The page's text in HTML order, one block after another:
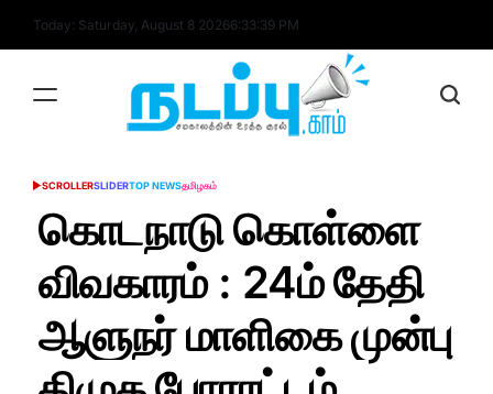
Today: Saturday, August 8 20266:33:39 PM
POSTED
SCROLLERSLIDERTOP NEWSதமிழகம்
கொடநாடு கொள்ளை
விவகாரம் : 24ம் தேதி
ஆளுநர் மாளிகை முன்பு